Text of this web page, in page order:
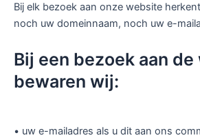
Bij elk bezoek aan onze website
noch uw domeinnaam, noch uw e-
Bij een bezoek aan
bewaren wij:
• uw e-mailadres als u dit aan ons